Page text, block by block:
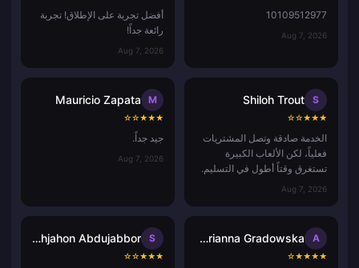
10109512977
Aug 7, 2026
أفضل تجربة على الإطلاق! تجربة
رائعة جداً!
Aug 7, 2026
S
Shiloh Trout
★
★
★
☆
☆
الخدمة صادقة وتصل المشتريات
فعلياً، لكن الألعاب الكبيرة
تستغرق وقتاً أطول في التسليم.
Aug 7, 2026
M
Mauricio Zapata
★
★
★
☆
☆
جيد جداً.
Aug 7, 2026
A
Adrianna Gradowska
★
★
★
★
☆
S
Shohjahon Abdujabbor
★
★
★
☆
☆